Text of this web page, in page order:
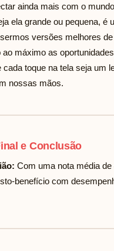
ainda mais com o
ela grande ou pequena, é
versões melhores
ao máximo as
cada toque na tela seja um
nossas mãos.
e Conclusão
Com uma nota média de
benefício com